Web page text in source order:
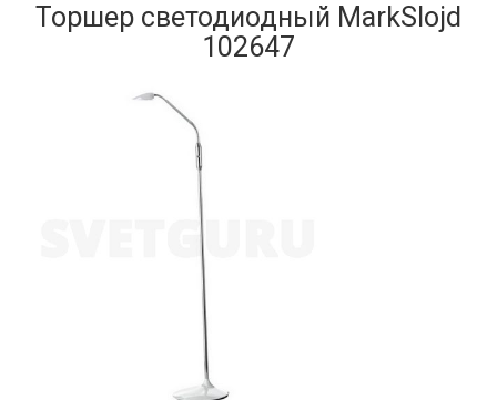
Торшер светодиодный MarkSlojd
102647